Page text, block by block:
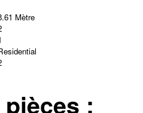
Mètre
: